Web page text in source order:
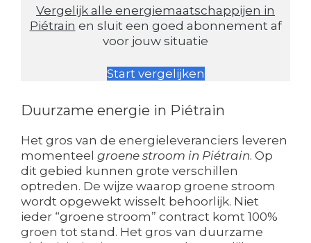
Vergelijk alle energiemaatschappijen in
Piétrain en sluit een goed abonnement af
voor jouw situatie
Start vergelijken
Duurzame energie in Piétrain
Het gros van de energieleveranciers leveren
momenteel groene stroom in Piétrain. Op
dit gebied kunnen grote verschillen
optreden. De wijze waarop groene stroom
wordt opgewekt wisselt behoorlijk. Niet
ieder “groene stroom” contract komt 100%
groen tot stand. Het gros van duurzame